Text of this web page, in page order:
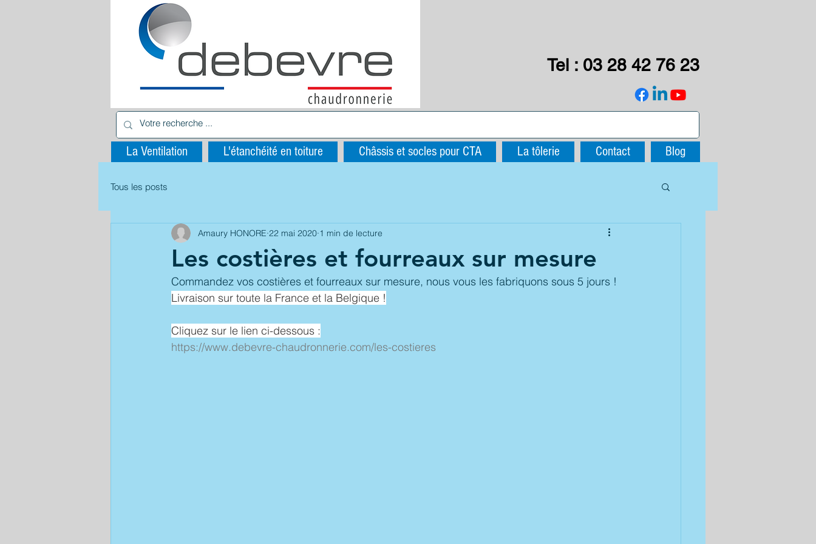
Tel : 03 28 42 76 23
La Ventilation L'étanchéité en toiture Châssis et socles pour CTA La tôlerie Contact Blog
Tous les posts
Les costières et fourreaux sur mesure
Amaury HONORE 22 mai 2020 1 min de lecture
Commandez vos costières et fourreaux sur mesure, nous vous les fabriquons sous 5 jours !
Livraison sur toute la France et la Belgique !
Cliquez sur le lien ci-dessous :
https://www.debevre-chaudronnerie.com/les-costieres